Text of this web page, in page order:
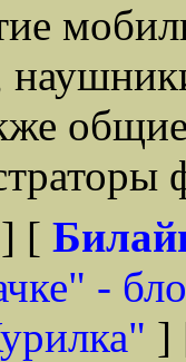
] [
-
]